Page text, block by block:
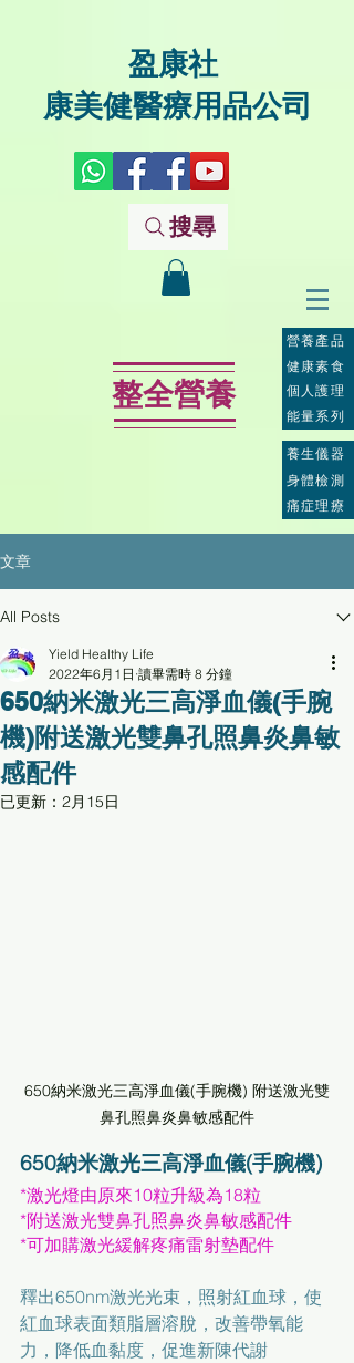
盈康社
康美健醫療用品公司
搜尋
整全營養
營養產品
個人護理
能量系列
健康素食
養生儀器
身體檢測
痛症理療
文章
All Posts
650納米激光三高淨血儀(手腕
機)附送激光雙鼻孔照鼻炎鼻敏
感配件
Yield Healthy Life
2022年6月1日 讀畢需時 8 分鐘
已更新： 2月15日
650納米激光三高淨血儀(手腕機) 附送激光雙
鼻孔照鼻炎鼻敏感配件
650納米激光三高淨血儀(手腕機)
*激光燈由原來10粒升級為18粒
*附送激光雙鼻孔照鼻炎鼻敏感配件
*可加購激光緩解疼痛雷射墊配件
釋出650nm激光光束，照射紅血球，使
紅血球表面類脂層溶脫，改善帶氧能
力，降低血黏度，促進新陳代謝